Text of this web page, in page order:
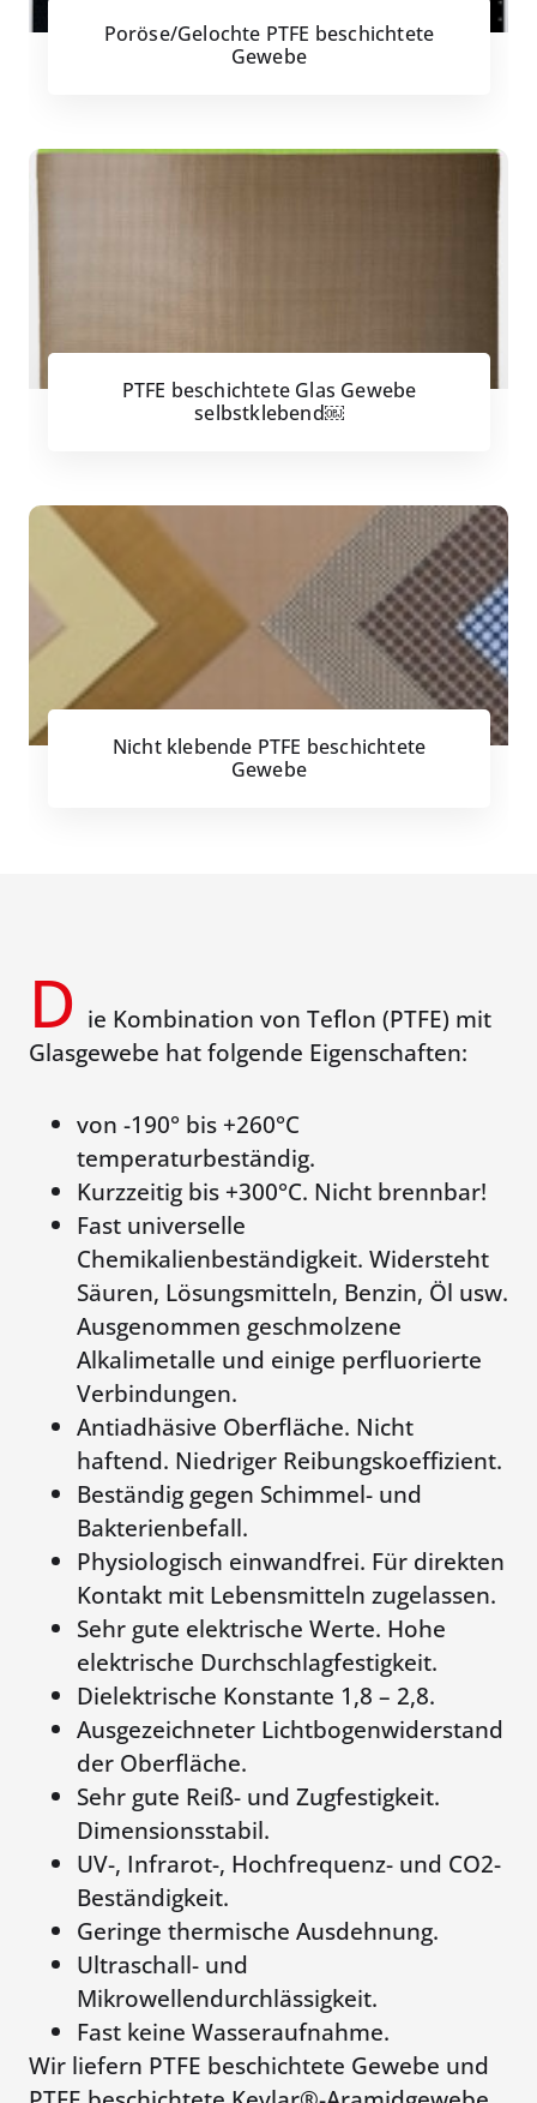
Poröse/Gelochte PTFE beschichtete
Gewebe
PTFE beschichtete Glas Gewebe
selbstklebend￼
Nicht klebende PTFE beschichtete
Gewebe
D ie Kombination von Teflon (PTFE) mit
Glasgewebe hat folgende Eigenschaften:
von -190° bis +260°C
temperaturbeständig.
Kurzzeitig bis +300°C. Nicht brennbar!
Fast universelle
Chemikalienbeständigkeit. Widersteht
Säuren, Lösungsmitteln, Benzin, Öl usw.
Ausgenommen geschmolzene
Alkalimetalle und einige perfluorierte
Verbindungen.
Antiadhäsive Oberfläche. Nicht
haftend. Niedriger Reibungskoeffizient.
Beständig gegen Schimmel- und
Bakterienbefall.
Physiologisch einwandfrei. Für direkten
Kontakt mit Lebensmitteln zugelassen.
Sehr gute elektrische Werte. Hohe
elektrische Durchschlagfestigkeit.
Dielektrische Konstante 1,8 – 2,8.
Ausgezeichneter Lichtbogenwiderstand
der Oberfläche.
Sehr gute Reiß- und Zugfestigkeit.
Dimensionsstabil.
UV-, Infrarot-, Hochfrequenz- und CO2-
Beständigkeit.
Geringe thermische Ausdehnung.
Ultraschall- und
Mikrowellendurchlässigkeit.
Fast keine Wasseraufnahme.
Wir liefern PTFE beschichtete Gewebe und